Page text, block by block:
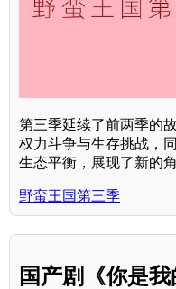
第三季延续了前两季的
权力斗争与生存挑战，
生态平衡，展现了新的
野蛮王国第三季
国产剧《你是